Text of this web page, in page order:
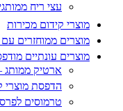
עצי ריח
מוצרי קידום מכירות
מוצרים ממוחזרים עם
מוצרים עונתיים
ארטיק ממותג
הדפסת מוצרי
טרמוסים